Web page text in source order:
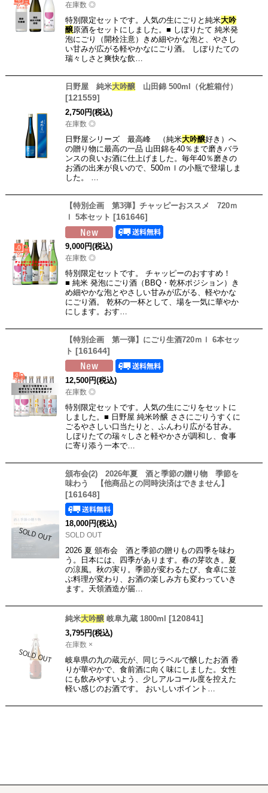
在庫数 ◎
特別限定セットです。人気の生にごりと純米大吟
醸原酒をセットにしました。■ しぼりたて 純米発
泡にごり（開栓注意）きめ細やかな泡と、やさし
い甘みが広がる軽やかなにごり酒。 しぼりたての
瑞々しさと爽快な飲…
日野屋 純米大吟醸山田錦 500ml（化粧箱付）
[121559]
2,750円(税込)
在庫数 ◎
日野屋シリーズ 最高峰 （純米大吟醸好き）へ
の贈り物に最高の一品 山田錦を40％まで磨きバラ
ンスの良いお酒に仕上げました。毎年40％磨きの
お酒の出来が良いので、500ｍｌの小瓶で登場しま
した。 …
【特別企画 第3弾】チャッピーおススメ 720ｍ
ｌ 5本セット [161646]
9,000円(税込)
在庫数 ◎
特別限定セットです。 チャッピーのおすすめ！
■ 純米 発泡にごり酒（BBQ・乾杯ポジション）き
め細やかな泡とやさしい甘みが広がる、軽やかな
にごり酒。 乾杯の一杯として、場を一気に華やか
にします。おす…
【特別企画 第一弾】にごり生酒720ｍｌ 6本セッ
ト [161644]
12,500円(税込)
在庫数 ◎
特別限定セットです。人気の生にごりをセットに
しました。■ 日野屋 純米吟醸 ささにごりうすくに
ごるやさしい口当たりと、ふんわり広がる甘み。
しぼりたての瑞々しさと軽やかさが調和し、食事
に寄り添う一本で…
頒布会(2) 2026年夏 酒と季節の贈り物 季節を
味わう 【他商品との同時決済はできません】
[161648]
18,000円(税込)
SOLD OUT
2026 夏 頒布会 酒と季節の贈りもの四季を味わ
う。日本には、四季があります。春の芽吹き。夏
の涼風。秋の実り。季節が変わるたび、食卓に並
ぶ料理が変わり、お酒の楽しみ方も変わっていき
ます。天領酒造が届…
純米大吟醸岐阜九蔵 1800ml [120841]
3,795円(税込)
在庫数 ×
岐阜県の九の蔵元が、同じラベルで醸したお酒 香
りが華やかで、食前酒に向く味にしました。女性
にも飲みやすいよう、少しアルコール度を控えた
軽い感じのお酒です。 おいしいポイント…